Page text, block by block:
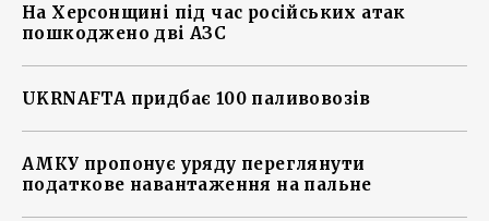
На Херсонщині під час російських атак
пошкоджено дві АЗС
UKRNAFTA придбає 100 паливовозів
АМКУ пропонує уряду переглянути
податкове навантаження на пальне